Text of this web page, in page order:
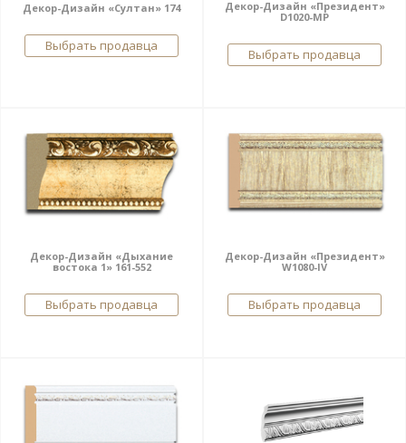
Декор-Дизайн «Султан» 174
Выбрать продавца
Декор-Дизайн «Президент»
D1020-MP
Выбрать продавца
Декор-Дизайн «Дыхание
востока 1» 161-552
Выбрать продавца
Декор-Дизайн «Президент»
W1080-IV
Выбрать продавца